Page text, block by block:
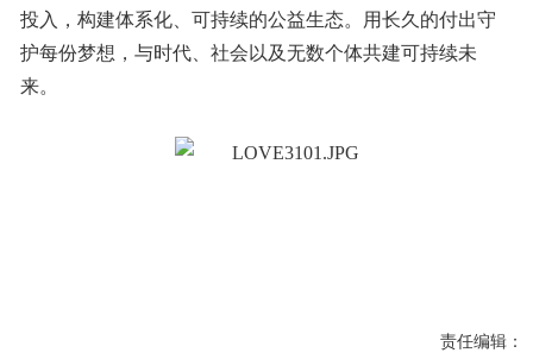
投入，构建体系化、可持续的公益生态。用长久的付出守
护每份梦想，与时代、社会以及无数个体共建可持续未
来。
责任编辑：